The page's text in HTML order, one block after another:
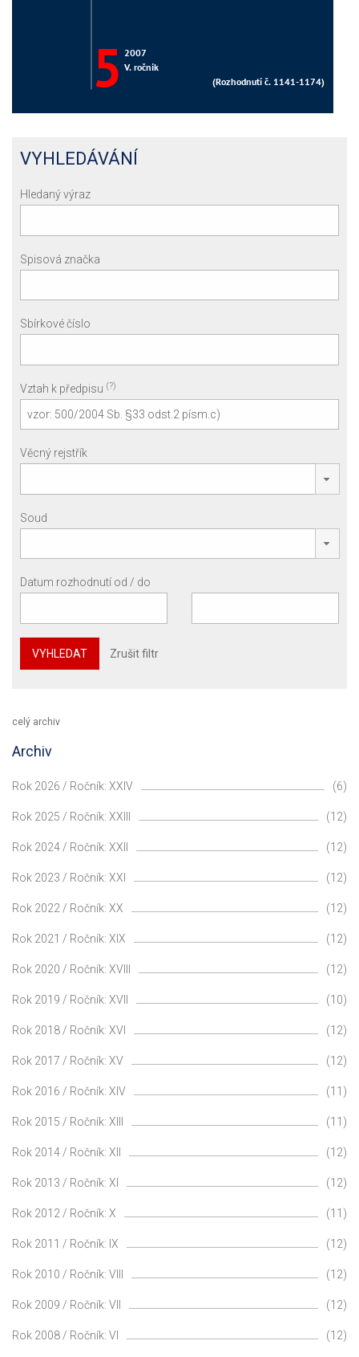
VYHLEDÁVÁNÍ
Hledaný výraz
Spisová značka
Sbírkové číslo
Vztah k předpisu (?)
Věcný rejstřík
Soud
Datum rozhodnutí od / do
VYHLEDAT Zrušit filtr
celý archiv
Archiv
Rok 2026 / Ročník: XXIV (6)
Rok 2025 / Ročník: XXIII (12)
Rok 2024 / Ročník: XXII (12)
Rok 2023 / Ročník: XXI (12)
Rok 2022 / Ročník: XX (12)
Rok 2021 / Ročník: XIX (12)
Rok 2020 / Ročník: XVIII (12)
Rok 2019 / Ročník: XVII (10)
Rok 2018 / Ročník: XVI (12)
Rok 2017 / Ročník: XV (12)
Rok 2016 / Ročník: XIV (11)
Rok 2015 / Ročník: XIII (11)
Rok 2014 / Ročník: XII (12)
Rok 2013 / Ročník: XI (12)
Rok 2012 / Ročník: X (11)
Rok 2011 / Ročník: IX (12)
Rok 2010 / Ročník: VIII (12)
Rok 2009 / Ročník: VII (12)
Rok 2008 / Ročník: VI (12)